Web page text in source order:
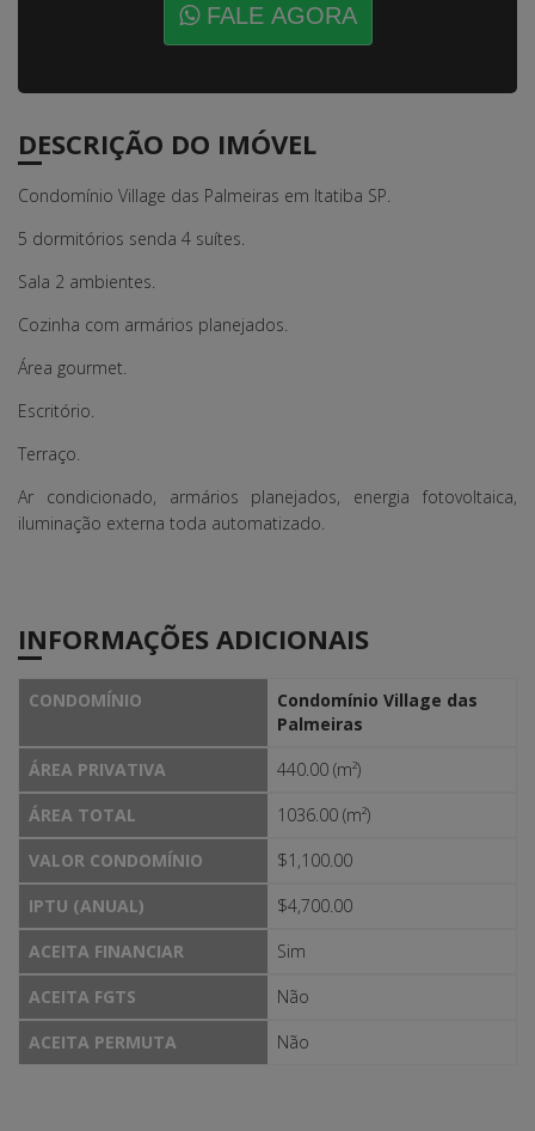
FALE AGORA
DESCRIÇÃO DO IMÓVEL
Condomínio Village das Palmeiras em Itatiba SP.
5 dormitórios senda 4 suítes.
Sala 2 ambientes.
Cozinha com armários planejados.
Área gourmet.
Escritório.
Terraço.
Ar condicionado, armários planejados, energia fotovoltaica,
iluminação externa toda automatizado.
INFORMAÇÕES ADICIONAIS
CONDOMÍNIO
Condomínio Village das
Palmeiras
ÁREA PRIVATIVA
440.00 (m²)
ÁREA TOTAL
1036.00 (m²)
VALOR CONDOMÍNIO
$1,100.00
IPTU (ANUAL)
$4,700.00
ACEITA FINANCIAR
Sim
ACEITA FGTS
Não
ACEITA PERMUTA
Não